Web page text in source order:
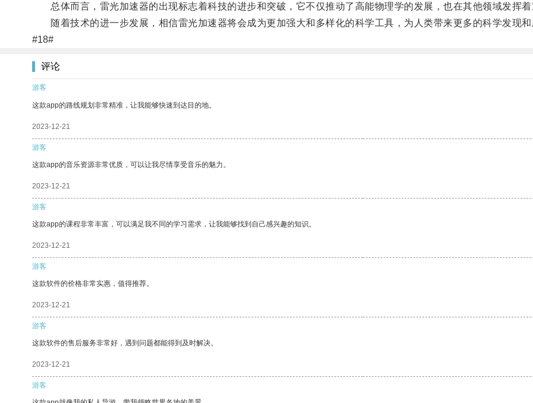
总体而言，雷光加速器的出现标志着科技的进步和突破，它不仅推动了高能物理学的发展，也在其他领域发挥着
随着技术的进一步发展，相信雷光加速器将会成为更加强大和多样化的科学工具，为人类带来更多的科学发现和
#18#
评论
游客
这款app的路线规划非常精准，让我能够快速到达目的地。
2023-12-21
游客
这款app的音乐资源非常优质，可以让我尽情享受音乐的魅力。
2023-12-21
游客
这款app的课程非常丰富，可以满足我不同的学习需求，让我能够找到自己感兴趣的知识。
2023-12-21
游客
这款软件的价格非常实惠，值得推荐。
2023-12-21
游客
这款软件的售后服务非常好，遇到问题都能得到及时解决。
2023-12-21
游客